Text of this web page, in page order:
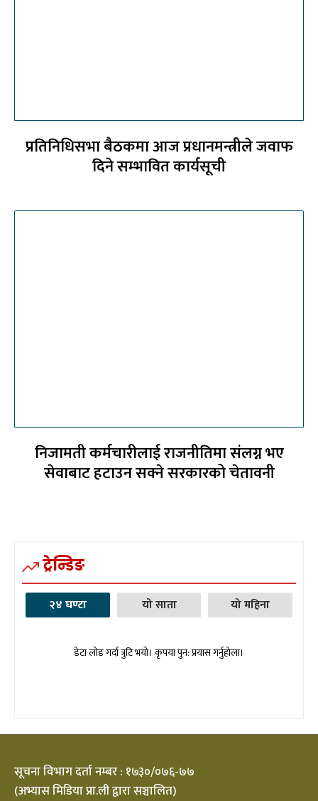
प्रतिनिधिसभा बैठकमा आज प्रधानमन्त्रीले जवाफ
दिने सम्भावित कार्यसूची
निजामती कर्मचारीलाई राजनीतिमा संलग्न भए
सेवाबाट हटाउन सक्ने सरकारको चेतावनी
ट्रेन्डिङ
२४ घण्टा यो साता यो महिना
डेटा लोड गर्दा त्रुटि भयो। कृपया पुन: प्रयास गर्नुहोला।
सूचना विभाग दर्ता नम्बर : १७३०/०७६-७७
(अभ्यास मिडिया प्रा.ली द्वारा सञ्चालित)